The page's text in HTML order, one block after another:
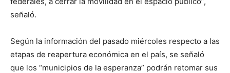
señaló.
Según la información del pasado miércoles respecto a las
etapas de reapertura económica en el país, se señaló
que los “municipios de la esperanza” podrán retomar sus